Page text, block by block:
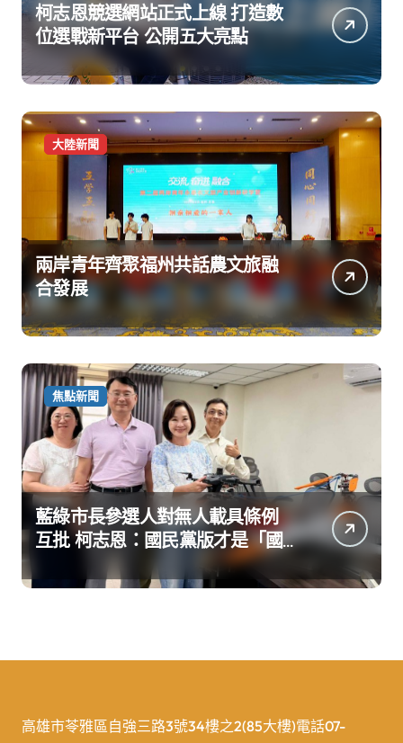
柯志恩競選網站正式上線 打造數
位選戰新平台 公開五大亮點
大陸新聞
兩岸青年齊聚福州共話農文旅融
合發展
焦點新聞
藍綠市長參選人對無人載具條例
互批 柯志恩：國民黨版才是「國
防+產業」務實版
高雄市苓雅區自強三路3號34樓之2(85大樓)電話07-